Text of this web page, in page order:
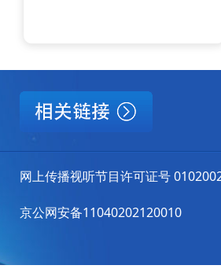
网上传播视听节目许可证号
京公网安备11040202120010